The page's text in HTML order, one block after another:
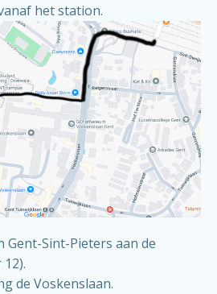
het station.
Gent-Sint-Pieters aan de
de Voskenslaan.